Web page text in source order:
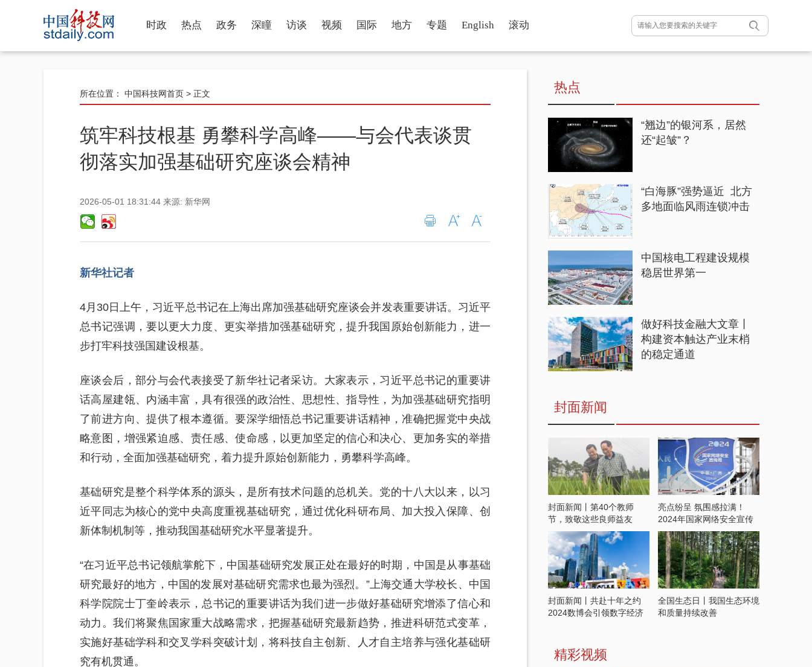
时政 热点 政务 深瞳 访谈 视频 国际 地方 专题 English 滚动
所在位置： 中国科技网首页 > 正文
筑牢科技根基 勇攀科学高峰——与会代表谈贯
彻落实加强基础研究座谈会精神
2026-05-01 18:31:44 来源: 新华网
新华社记者
4月30日上午，习近平总书记在上海出席加强基础研究座谈会并发表重要讲话。习近平
总书记强调，要以更大力度、更实举措加强基础研究，提升我国原始创新能力，进一
步打牢科技强国建设根基。
座谈会后，部分与会代表接受了新华社记者采访。大家表示，习近平总书记的重要讲
话高屋建瓴、内涵丰富，具有很强的政治性、思想性、指导性，为加强基础研究指明
了前进方向、提供了根本遵循。要深学细悟总书记重要讲话精神，准确把握党中央战
略意图，增强紧迫感、责任感、使命感，以更加坚定的信心和决心、更加务实的举措
和行动，全面加强基础研究，着力提升原始创新能力，勇攀科学高峰。
基础研究是整个科学体系的源头，是所有技术问题的总机关。党的十八大以来，以习
近平同志为核心的党中央高度重视基础研究，通过优化科研布局、加大投入保障、创
新体制机制等，推动我国基础研究水平显著提升。
“在习近平总书记领航掌舵下，中国基础研究发展正处在最好的时期，中国是从事基础
研究最好的地方，中国的发展对基础研究需求也最为强烈。”上海交通大学校长、中国
科学院院士丁奎岭表示，总书记的重要讲话为我们进一步做好基础研究增添了信心和
动力。我们将聚焦国家重大战略需求，把握基础研究最新趋势，推进科研范式变革，
实施好基础学科和交叉学科突破计划，将科技自主创新、人才自主培养与强化基础研
究有机贯通。
热点
“翘边”的银河系，居然
还“起皱”？
“白海豚”强势逼近 北方
多地面临风雨连锁冲击
中国核电工程建设规模
稳居世界第一
做好科技金融大文章丨
构建资本触达产业末梢
的稳定通道
封面新闻
封面新闻丨第40个教师
节，致敬这些良师益友
亮点纷呈 氛围感拉满！
2024年国家网络安全宣传
周开启
封面新闻丨共赴十年之约
2024数博会引领数字经济
全国生态日丨我国生态环境
和质量持续改善
精彩视频